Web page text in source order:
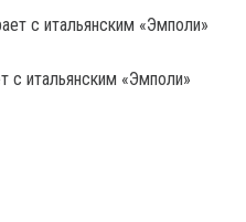
с итальянским «Эмполи»